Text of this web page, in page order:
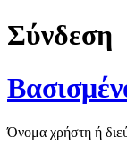
Σύνδεση
Όνομα χρήστη ή